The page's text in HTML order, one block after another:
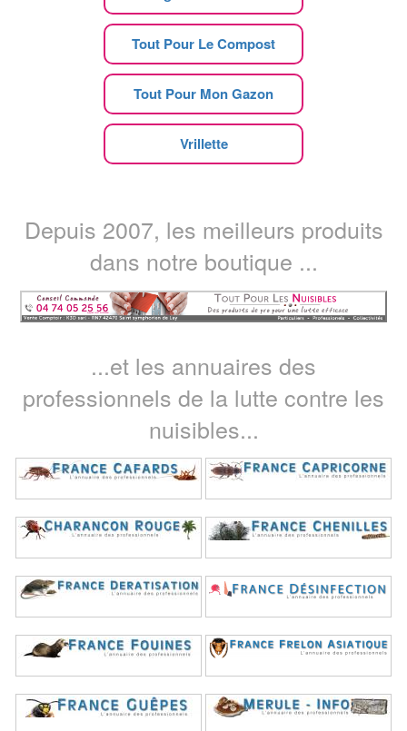
Tout Pour Le Compost
Tout Pour Mon Gazon
Vrillette
Depuis 2007, les meilleurs produits
dans notre boutique ...
...et les annuaires des
professionnels de la lutte contre les
nuisibles...